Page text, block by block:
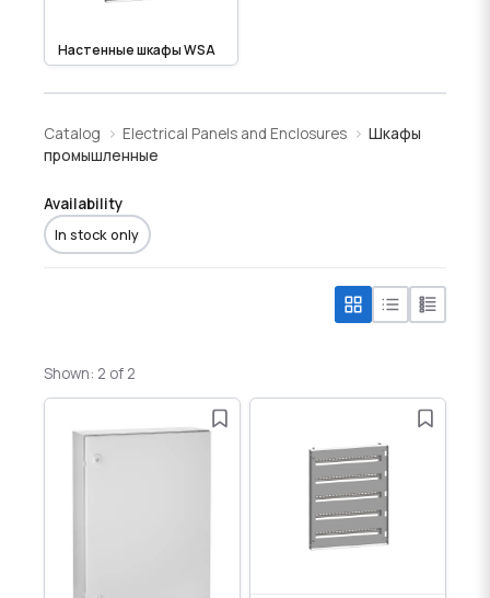
Настенные шкафы WSA
Catalog Electrical Panels and Enclosures
Шкафы
промышленные
Availability
In stock only
Shown: 2 of 2